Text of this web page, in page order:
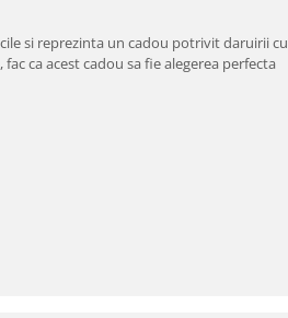
si reprezinta un cadou potrivit daruirii cu
ca acest cadou sa fie alegerea perfecta